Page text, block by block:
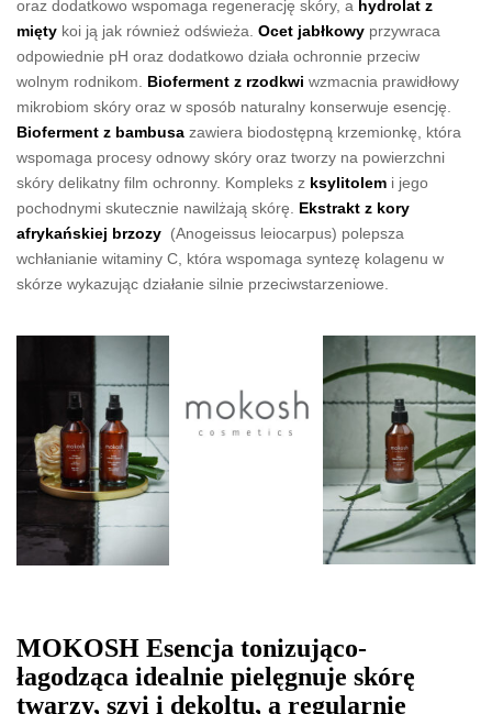
oraz dodatkowo wspomaga regenerację skóry, a hydrolat z
mięty koi ją jak również odświeża. Ocet jabłkowy przywraca
odpowiednie pH oraz dodatkowo działa ochronnie przeciw
wolnym rodnikom. Bioferment z rzodkwi wzmacnia prawidłowy
mikrobiom skóry oraz w sposób naturalny konserwuje esencję.
Bioferment z bambusa zawiera biodostępną krzemionkę, która
wspomaga procesy odnowy skóry oraz tworzy na powierzchni
skóry delikatny film ochronny. Kompleks z ksylitolem i jego
pochodnymi skutecznie nawilżają skórę. Ekstrakt z kory
afrykańskiej brzozy (Anogeissus leiocarpus) polepsza
wchłanianie witaminy C, która wspomaga syntezę kolagenu w
skórze wykazując działanie silnie przeciwstarzeniowe.
MOKOSH Esencja tonizująco-
łagodząca idealnie pielęgnuje skórę
twarzy, szyi i dekoltu, a regularnie